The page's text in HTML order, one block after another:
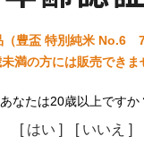
（豊盃 特別純米 No.6
満の方には販売できま
あなたは20歳以上ですか
[ はい ] [ いいえ ]